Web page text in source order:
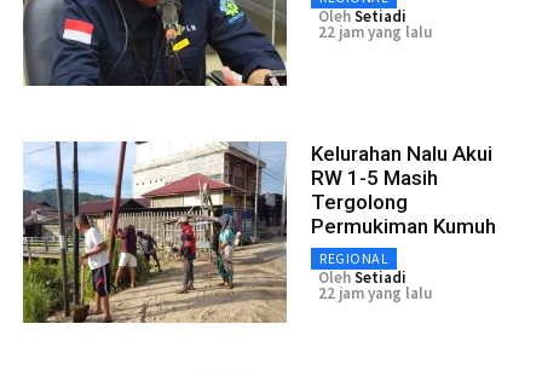
OlehSetiadi
22 jam yang lalu
Kelurahan Nalu Akui
RW 1-5 Masih
Tergolong
Permukiman Kumuh
REGIONAL
OlehSetiadi
22 jam yang lalu